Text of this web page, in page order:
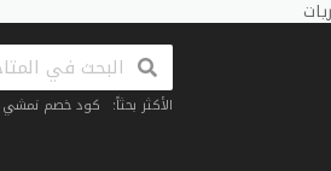
الأكثر بحثاً: كود خصم نمشي